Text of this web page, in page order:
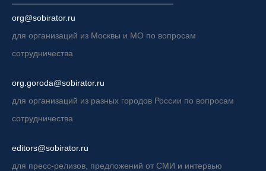
org@sobirator.ru
для организаций из Москвы и МО по вопросам
сотрудничества
org.goroda@sobirator.ru
для организаций из разных городов России по вопросам
сотрудничества
editors@sobirator.ru
для пресс-релизов, предложений от СМИ и интервью